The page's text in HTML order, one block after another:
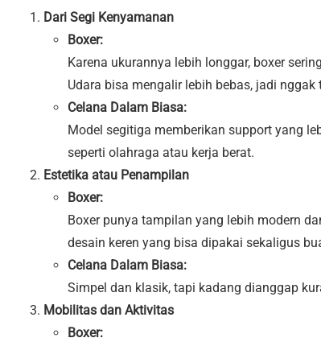
Dari Segi Kenyamanan
Boxer:
Karena ukurannya lebih longgar, boxer
Udara bisa mengalir lebih bebas, jadi nggak
Celana Dalam Biasa:
Model segitiga memberikan support yang
seperti olahraga atau kerja berat.
Estetika atau Penampilan
Boxer:
Boxer punya tampilan yang lebih modern
desain keren yang bisa dipakai sekaligus
Celana Dalam Biasa:
Simpel dan klasik, tapi kadang dianggap
Mobilitas dan Aktivitas
Boxer: